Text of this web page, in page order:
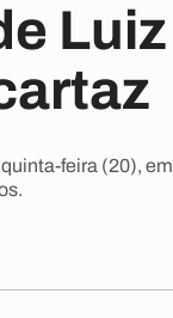
Luiz
feira (20), em